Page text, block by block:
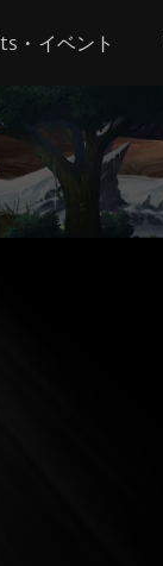
• イベント